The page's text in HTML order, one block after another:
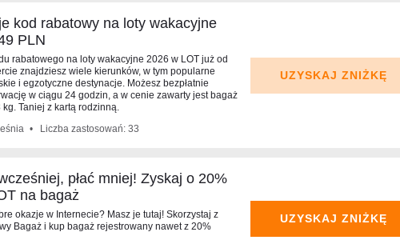
kod rabatowy na loty wakacyjne
PLN
rabatowego na loty wakacyjne 2026 w LOT już od
znajdziesz wiele kierunków, w tym popularne
i egzotyczne destynacje. Możesz bezpłatnie
w ciągu 24 godzin, a w cenie zawarty jest bagaż
Taniej z kartą rodzinną.
Liczba zastosowań: 33
UZYSKAJ ZNIŻKĘ
płać mniej! Zyskaj o 20%
na bagaż
okazje w Internecie? Masz je tutaj! Skorzystaj z
Bagaż i kup bagaż rejestrowany nawet z 20%
UZYSKAJ ZNIŻKĘ